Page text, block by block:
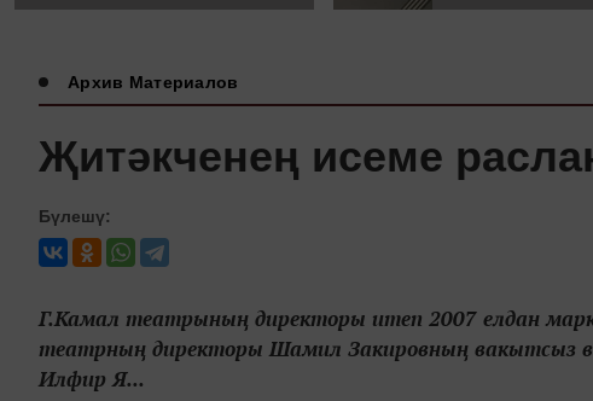
Архив Материалов
Җитәкченең исеме
Бүлешү:
Г.Камал театрының директоры итеп 2007 елдан
театрның директоры Шамил Закировның вакытсыз
Илфир Я...